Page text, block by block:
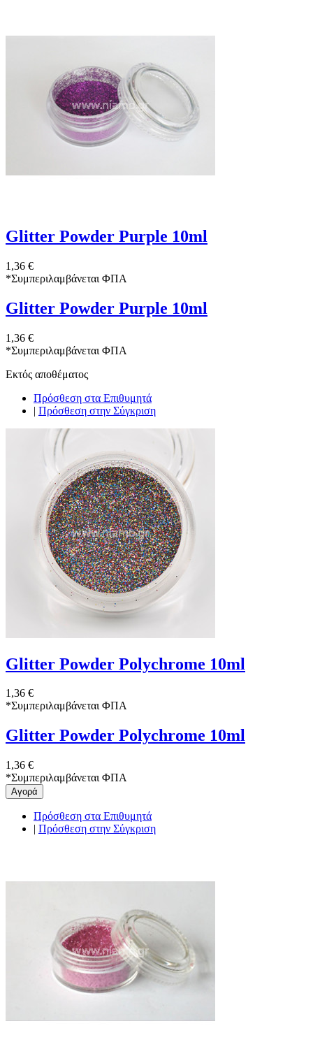
Glitter Powder Purple 10ml
1,36 €
*Συμπεριλαμβάνεται ΦΠΑ
Glitter Powder Purple 10ml
1,36 €
*Συμπεριλαμβάνεται ΦΠΑ
Εκτός αποθέματος
Πρόσθεση στα Επιθυμητά
| Πρόσθεση στην Σύγκριση
Glitter Powder Polychrome 10ml
1,36 €
*Συμπεριλαμβάνεται ΦΠΑ
Glitter Powder Polychrome 10ml
1,36 €
*Συμπεριλαμβάνεται ΦΠΑ
Αγορά
Πρόσθεση στα Επιθυμητά
| Πρόσθεση στην Σύγκριση